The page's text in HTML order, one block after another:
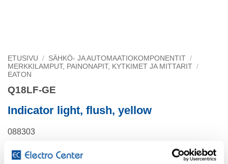
ETUSIVU / SÄHKÖ- JA AUTOMAATIOKOMPONENTIT /
MERKKILAMPUT, PAINONAPIT, KYTKIMET JA MITTARIT /
EATON
Q18LF-GE
Indicator light, flush, yellow
088303